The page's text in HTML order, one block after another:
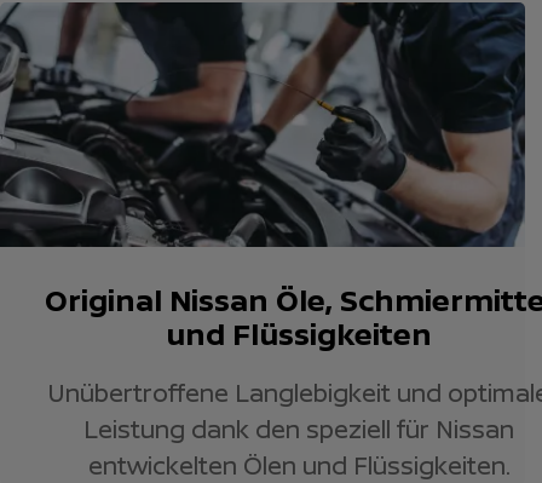
Original Nissan Öle,
und Flüssigkeiten
Unübertroffene Langlebigkeit und
Leistung dank den speziell für Nissan
entwickelten Ölen und Flüssigkeiten.